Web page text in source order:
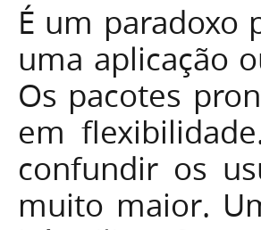
É um paradoxo
uma aplicação
Os pacotes
em
confundir os
muito maior.